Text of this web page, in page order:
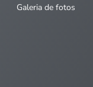
Galeria de fotos